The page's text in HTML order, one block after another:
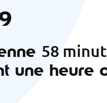
58
une heure